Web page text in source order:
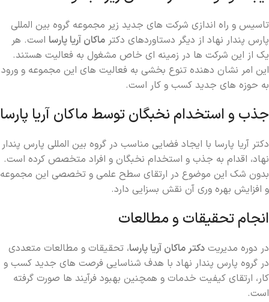
تاسیس و راه ‌اندازی شرکت ‌های جدید زیر مجموعه گروه بین المللی
پارس پندار نهاد از دیگر دستاوردهای دکتر ماکان آریا پارسا است. هر
یک از این شرکت ها در زمینه ‌ای خاص مشغول به فعالیت هستند.
این امر نشان ‌دهنده تنوع ‌بخشی به فعالیت ‌های این مجموعه و ورود
به حوزه‌ های جدید کسب و کار است.
جذب و استخدام نخبگان توسط ماکان آریا پارسا
دکتر آریا پارسا با ایجاد فضایی مناسب در گروه بین المللی پارس پندار
نهاد، اقدام به جذب و استخدام نخبگان و افراد متخصص کرده‌ است.
بدون شک این موضوع در ارتقای سطح علمی و تخصصی این مجموعه
و افزایش بهره ‌وری آن نقش بسزایی دارد.
انجام تحقیقات و مطالعات
در دوره مدیریت دکتر ماکان آریا پارسا، تحقیقات و مطالعات متعددی
در گروه پارس پندار نهاد با هدف شناسایی فرصت ‌های جدید کسب و
کار، ارتقای کیفیت خدمات و همچنین بهبود فرآیند ها صورت گرفته
است.